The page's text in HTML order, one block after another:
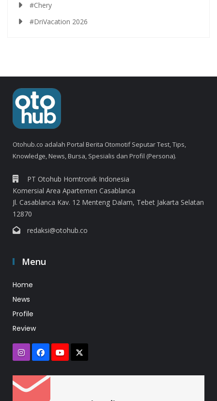
#Chery
#DriVacation 2026
Otohub.co adalah Portal Berita Otomotif Seputar Test, Tips,
Knowledge, News, Bursa, Spesialis dan Profil (Persona).
PT Otohub Homtronik Indonesia
Komersial Area Apartemen Casablanca
Jl. Casablanca Kav. 12 Menteng Dalam, Tebet Jakarta Selatan
12870
redaksi@otohub.co
Menu
Home
News
Profile
Review